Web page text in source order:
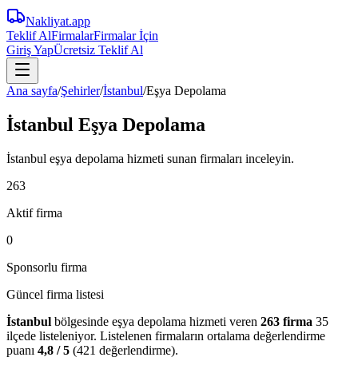
Nakliyat.app
Teklif AlFirmalarFirmalar İçin
Giriş YapÜcretsiz Teklif Al
Ana sayfa/Şehirler/İstanbul/Eşya Depolama
İstanbul Eşya Depolama
İstanbul eşya depolama hizmeti sunan firmaları inceleyin.
263
Aktif firma
0
Sponsorlu firma
Güncel firma listesi
İstanbul bölgesinde eşya depolama hizmeti veren 263 firma 35
ilçede listeleniyor. Listelenen firmaların ortalama değerlendirme
puanı 4,8 / 5 (421 değerlendirme).